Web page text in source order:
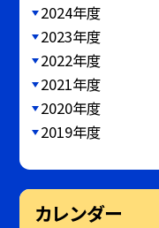
2024年度
2023年度
2022年度
2021年度
2020年度
2019年度
カレンダー